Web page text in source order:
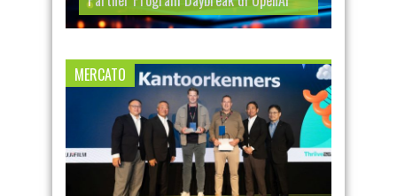
MERCATO